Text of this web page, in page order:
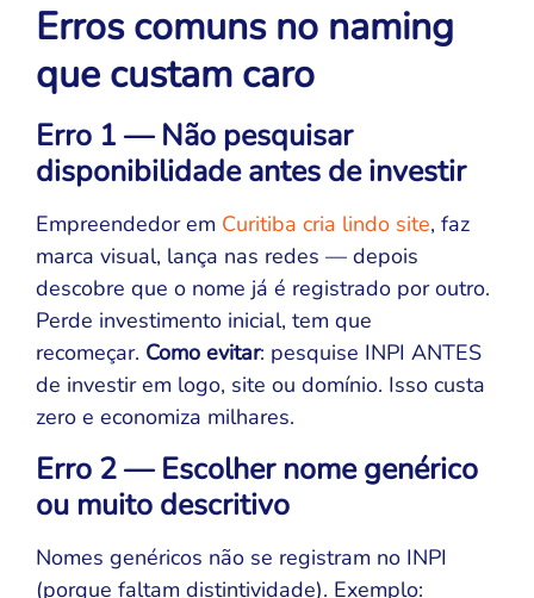
Erros comuns no naming
que custam caro
Erro 1 — Não pesquisar
disponibilidade antes de investir
Empreendedor em Curitiba cria lindo site, faz
marca visual, lança nas redes — depois
descobre que o nome já é registrado por outro.
Perde investimento inicial, tem que
recomeçar. Como evitar: pesquise INPI ANTES
de investir em logo, site ou domínio. Isso custa
zero e economiza milhares.
Erro 2 — Escolher nome genérico
ou muito descritivo
Nomes genéricos não se registram no INPI
(porque faltam distintividade). Exemplo: